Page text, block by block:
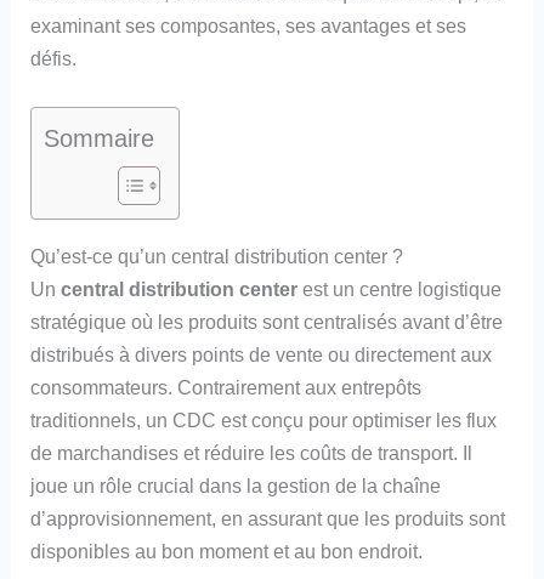
examinant ses composantes, ses avantages et ses
défis.
Sommaire
Qu’est-ce qu’un central distribution center ?
Uncentral distribution center est un centre logistique
stratégique où les produits sont centralisés avant d’être
distribués à divers points de vente ou directement aux
consommateurs. Contrairement aux entrepôts
traditionnels, un CDC est conçu pour optimiser les flux
de marchandises et réduire les coûts de transport. Il
joue un rôle crucial dans la gestion de la chaîne
d’approvisionnement, en assurant que les produits sont
disponibles au bon moment et au bon endroit.